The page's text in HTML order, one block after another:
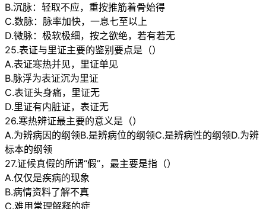
B.沉脉：轻取不应，重按推筋着骨始得
C.数脉：脉率加快，一息七至以上
D.微脉：极软极细，按之欲绝，若有若无
25.表证与里证主要的鉴别要点是（）
A.表证寒热并见，里证单见
B.脉浮为表证沉为里证
C.表证头身痛，里证无
D.里证有内脏证，表证无
26.寒热辨证最主要的意义是（）
A.为辨病因的纲领B.是辨病位的纲领C.是辨病性的纲领D.为辨
标本的纲领
27.证候真假的所谓“假”，最主要是指（）
A.仅仅是疾病的现象
B.病情资料了解不真
C.难用常理解释的症